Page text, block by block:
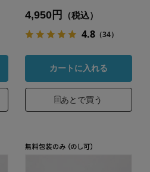
4,950円 （税込）
4.8（34）
カートに入れる
あとで買う